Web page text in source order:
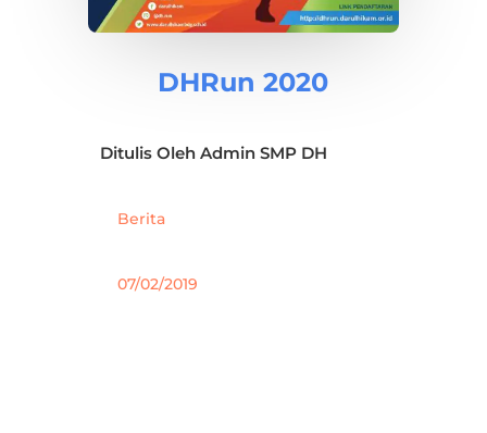
DHRun 2020
Ditulis Oleh Admin SMP DH
Berita
07/02/2019